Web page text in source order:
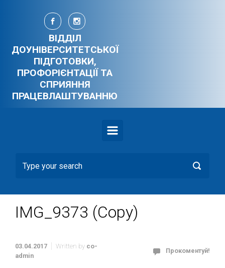
Skip to main content
ВІДДІЛ
ДОУНІВЕРСИТЕТСЬКОЇ
ПІДГОТОВКИ,
ПРОФОРІЄНТАЦІЇ ТА
СПРИЯННЯ
ПРАЦЕВЛАШТУВАННЮ
IMG_9373 (Copy)
03.04.2017 Written by co-
admin
Прокоментуй!